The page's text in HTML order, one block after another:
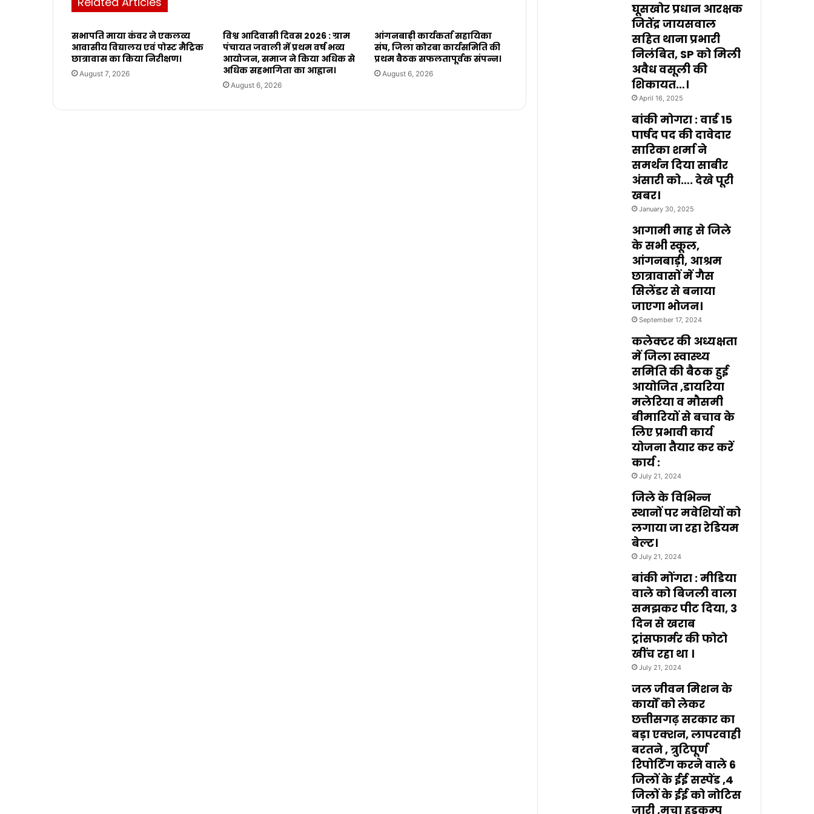
सभापति माया कंवर ने एकलव्य
आवासीय विद्यालय एवं पोस्ट मैट्रिक
छात्रावास का किया निरीक्षण।
August 7, 2026
विश्व आदिवासी दिवस 2026 : ग्राम
पंचायत जवाली में प्रथम वर्ष भव्य
आयोजन, समाज ने किया अधिक से
अधिक सहभागिता का आह्वान।
August 6, 2026
आंगनबाड़ी कार्यकर्ता सहायिका
संघ, जिला कोरबा कार्यसमिति की
प्रथम बैठक सफलतापूर्वक संपन्न।
August 6, 2026
घूसखोर प्रधान आरक्षक
जितेंद्र जायसवाल
सहित थाना प्रभारी
निलंबित, SP को मिली
अवैध वसूली की
शिकायत…।
April 16, 2025
बांकी मोगरा : वार्ड 15
पार्षद पद की दावेदार
सारिका शर्मा ने
समर्थन दिया साबीर
अंसारी को…. देखे पूरी
खबर।
January 30, 2025
आगामी माह से जिले
के सभी स्कूल,
आंगनबाड़ी, आश्रम
छात्रावासों में गैस
सिलेंडर से बनाया
जाएगा भोजन।
September 17, 2024
कलेक्टर की अध्यक्षता
में जिला स्वास्थ्य
समिति की बैठक हुई
आयोजित ,डायरिया
मलेरिया व मौसमी
बीमारियों से बचाव के
लिए प्रभावी कार्य
योजना तैयार कर करें
कार्य :
July 21, 2024
जिले के विभिन्न
स्थानों पर मवेशियों को
लगाया जा रहा रेडियम
बेल्ट।
July 21, 2024
बांकी मोंगरा : मीडिया
वाले को बिजली वाला
समझकर पीट दिया, 3
दिन से खराब
ट्रांसफार्मर की फोटो
खींच रहा था ।
July 21, 2024
जल जीवन मिशन के
कार्यों को लेकर
छत्तीसगढ़ सरकार का
बड़ा एक्शन, लापरवाही
बरतने , त्रुटिपूर्ण
रिपोर्टिंग करने वाले 6
जिलों के ईई सस्पेंड ,4
जिलों के ईई को नोटिस
जारी ,मचा हड़कम्प